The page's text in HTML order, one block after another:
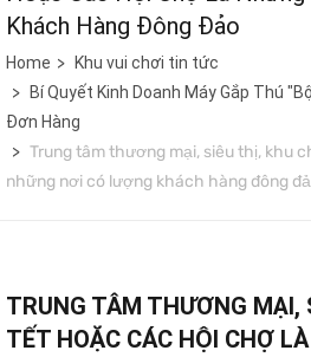
Khách Hàng Đông Đảo
Home
Khu vui chơi tin tức
Bí Quyết Kinh Doanh Máy Gắp Thú
Đơn Hàng
Trung tâm thương mại, siêu thị, khu
những nơi có lượng khách hàng đông
TRUNG TÂM THƯƠNG MẠI,
TẾT HOẶC CÁC HỘI CHỢ